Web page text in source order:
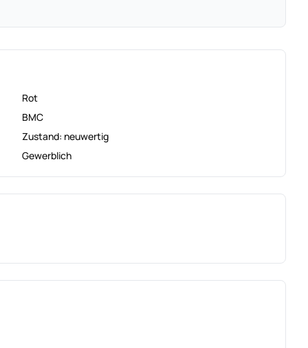
Rot
BMC
Zustand: neuwertig
Gewerblich